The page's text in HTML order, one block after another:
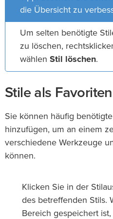
die Übersicht zu
Um selten benötigte
zu löschen,
wählen Stil löschen.
Stile als
Sie können häufig
hinzufügen, um an einem
verschiedene Werkzeuge
können.
Klicken Sie in der
des betreffenden Stils.
Bereich gespeichert